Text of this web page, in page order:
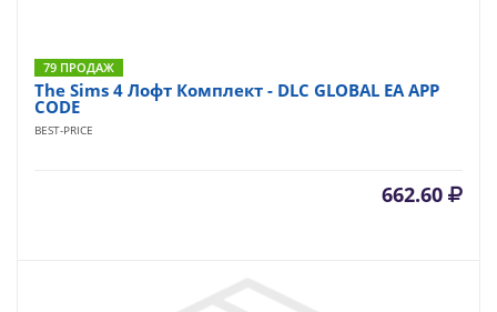
79 ПРОДАЖ
The Sims 4 Лофт Комплект - DLC GLOBAL EA APP
CODE
BEST-PRICE
662.60